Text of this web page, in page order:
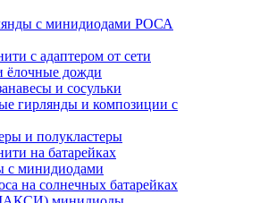
с минидиодами РОСА
с адаптером от сети
ёлочные дожди
и сосульки
гирлянды и композиции с
и полукластеры
на батарейках
с минидиодами
на солнечных батарейках